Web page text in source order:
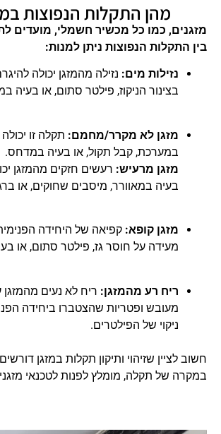
מהן התקלות הנפוצות
מזגנים, כמו כל מכשיר חשמלי, מועדים
בין התקלות הנפוצות ניתן למנות:
נזילות מים: נזילה מהמזגן יכולה
בצינור הניקוז, פילטר סתום, או בעיה
מזגן לא מקרר/מחמם: תקלה זו
במערכת, קבל תקול, או בעיה במדחס.
מזגן מרעיש: רעשים חזקים מהמזגן
בעיה במאוורר, מיסבים שחוקים, או
מזגן קופא: קפיאה של היחידה
מעידה על חוסר גז, פילטר סתום, או
ריח רע מהמזגן: ריח לא נעים מהמזגן
מעובש ופטריות שהצטברו ביחידה
ניקוי של הפילטרים.
חשוב לציין שזיהוי ותיקון תקלות במזגן
במקרה של תקלה, מומלץ לפנות לטכנאי